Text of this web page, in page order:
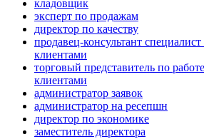
кладовщик
эксперт по продажам
директор по качеству
продавец-консультант специалист
клиентами
торговый представитель по
клиентами
администратор заявок
администратор на ресепшн
директор по экономике
заместитель директора